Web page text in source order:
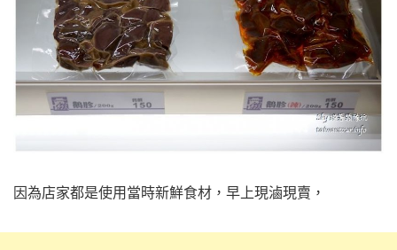
因為店家都是使用當時新鮮食材，早上現滷現賣，